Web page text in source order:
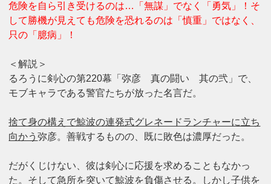
危険を自ら引き受けるのは…「無謀」でなく「勇気」！そ
して勝機が見えても危険を恐れるのは「慎重」ではなく、
只の「臆病」！
＜解説＞
るろうに剣心の第220幕「弥彦 真の闘い 其の弐」で、
モブキャラである警官たちが放った名言だ。
捨て身の構えで鯨波の連発式グレネードランチャーに立ち
向かう弥彦。善戦するものの、既に敗色は濃厚だった。
だがくじけない、彼は剣心に応援を求めることもなかっ
た。そして急所を突いて鯨波を負傷させる。しかし子供を